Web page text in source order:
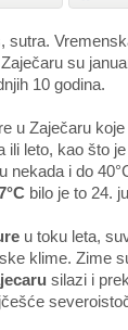
sutra.
su
10 godina.
u Zaječaru
leto, kao što
nekada i do
bilo je to 24.
u toku leta,
klime. Zime
silazi i